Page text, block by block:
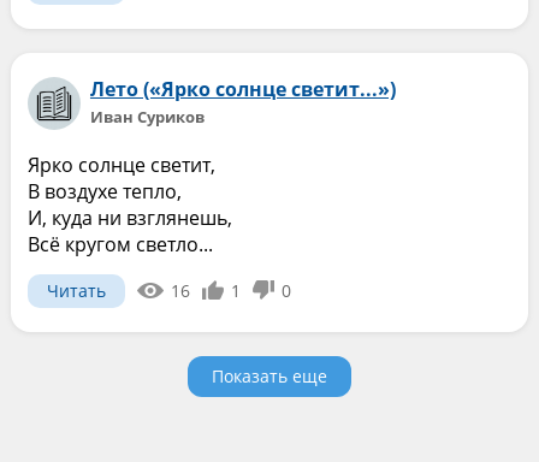
Лето («Ярко солнце светит...»)
Иван Суриков
Ярко солнце светит,
В воздухе тепло,
И, куда ни взглянешь,
Всё кругом светло...
Читать 16 1 0
Показать еще